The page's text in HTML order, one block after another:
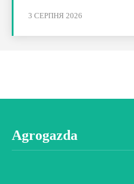
3 СЕРПНЯ 2026
Agrogazda